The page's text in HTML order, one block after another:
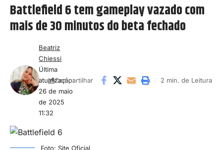
Battlefield 6 tem gameplay vazado com
mais de 30 minutos do beta fechado
Última
atualização:
26 de maio
de 2025
11:32
Beatriz
Chiessi
Compartilhar 2 min. de Leitura
Foto: Site Oficial